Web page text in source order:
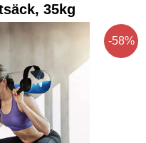
35kg
-58%